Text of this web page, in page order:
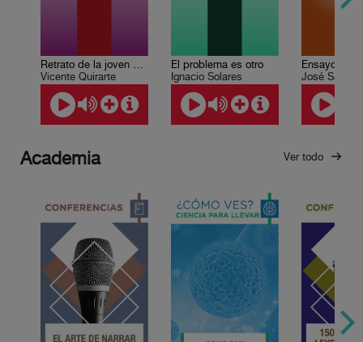
Retrato de la joven monstruo
Vicente Quirarte
El problema es otro
Ignacio Solares
José
Academia Ver todo